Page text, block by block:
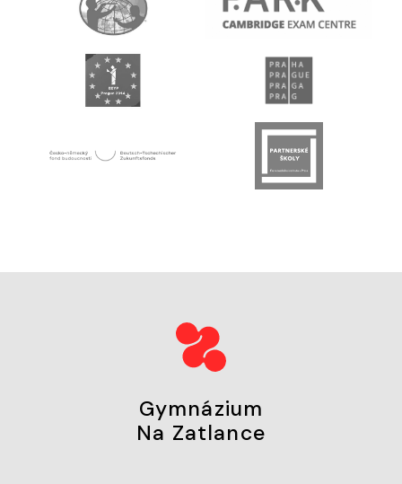
Gymnázium
Na Zatlance